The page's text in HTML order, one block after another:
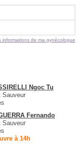
informations de ma gynécologue
Ngoc Tu
Sauveur
Fernando
Sauveur
à 14h